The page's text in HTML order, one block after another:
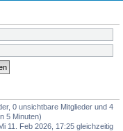
0 unsichtbare Mitglieder und 4
5 Minuten)
11. Feb 2026, 17:25 gleichzeitig